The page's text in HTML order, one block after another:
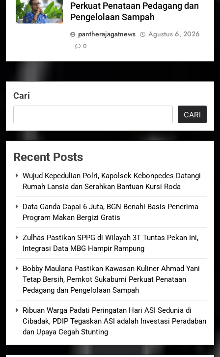
Perkuat Penataan Pedagang dan
Pengelolaan Sampah
pantherajagatnews
Agustus 6, 2026
0
Cari
CARI
Recent Posts
Wujud Kepedulian Polri, Kapolsek Kebonpedes Datangi
Rumah Lansia dan Serahkan Bantuan Kursi Roda
Data Ganda Capai 6 Juta, BGN Benahi Basis Penerima
Program Makan Bergizi Gratis
Zulhas Pastikan SPPG di Wilayah 3T Tuntas Pekan Ini,
Integrasi Data MBG Hampir Rampung
Bobby Maulana Pastikan Kawasan Kuliner Ahmad Yani
Tetap Bersih, Pemkot Sukabumi Perkuat Penataan
Pedagang dan Pengelolaan Sampah
Ribuan Warga Padati Peringatan Hari ASI Sedunia di
Cibadak, PDIP Tegaskan ASI adalah Investasi Peradaban
dan Upaya Cegah Stunting